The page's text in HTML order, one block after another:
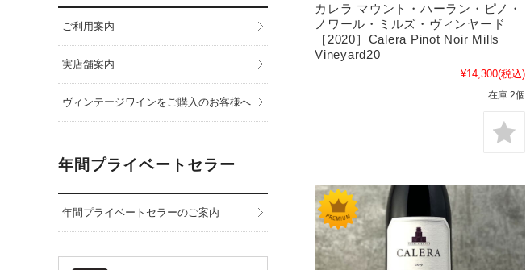
カレラ マウント・ハーラン・ピノ・
ノワール・ミルズ・ヴィンヤード
［2020］Calera Pinot Noir Mills
Vineyard20
¥14,300(税込)
在庫 2個
ご利用案内
実店舗案内
ヴィンテージワインをご購入のお客様へ
年間プライベートセラー
年間プライベートセラーのご案内